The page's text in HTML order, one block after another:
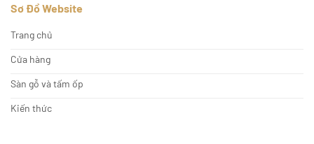
Sơ Đồ Website
Trang chủ
Cửa hàng
Sàn gỗ và tấm ốp
Kiến thức